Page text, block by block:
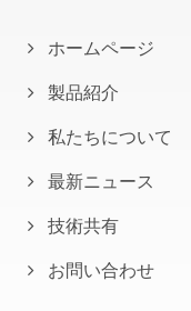
ホームページ
製品紹介
私たちについて
最新ニュース
技術共有
お問い合わせ